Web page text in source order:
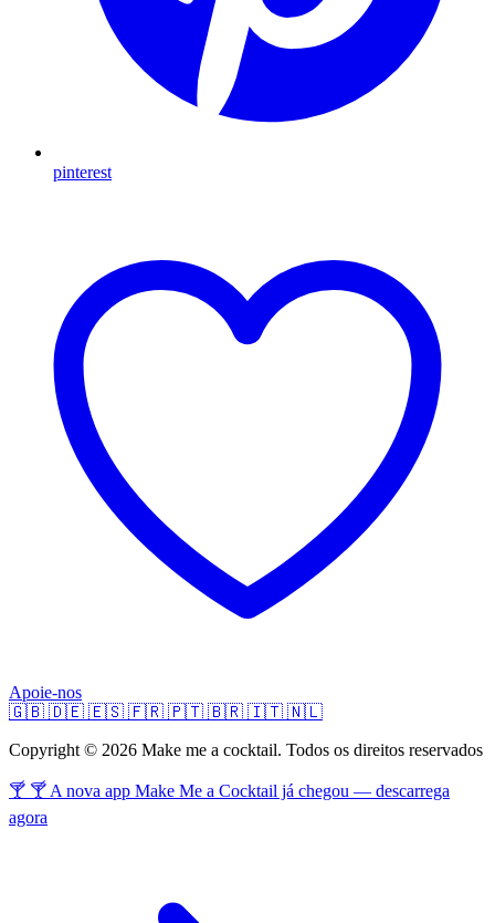
pinterest
Apoie-nos
🇬🇧 🇩🇪 🇪🇸 🇫🇷 🇵🇹 🇧🇷 🇮🇹 🇳🇱
Copyright © 2026 Make me a cocktail. Todos os direitos reservados
🍸 🍸 A nova app Make Me a Cocktail já chegou — descarrega
agora